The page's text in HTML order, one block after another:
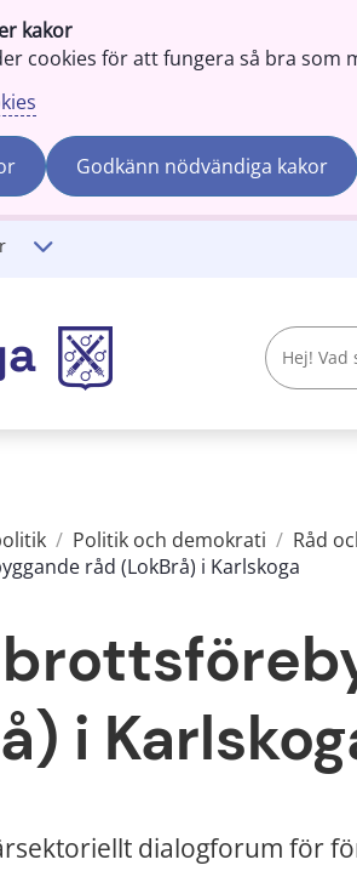
kakor
cookies för att fungera så bra
Godkänn nödvändiga kakor
/ Politik och demokrati / Råd
råd (LokBrå) i Karlskoga
i
dialogforum för